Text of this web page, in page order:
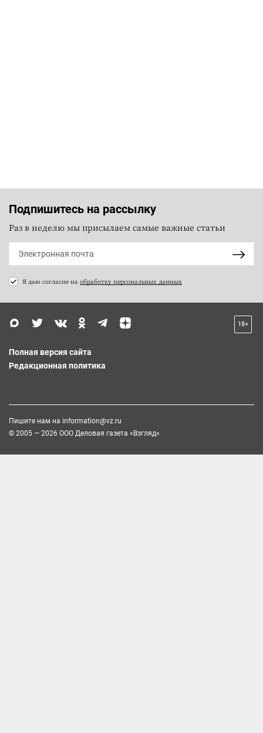
Подпишитесь на рассылку
Раз в неделю мы присылаем самые важные статьи
Я даю согласие на обработку персональных данных
18+
Полная версия сайта
Редакционная политика
Пишите нам на information@vz.ru
© 2005 — 2026 ООО Деловая газета «Взгляд»